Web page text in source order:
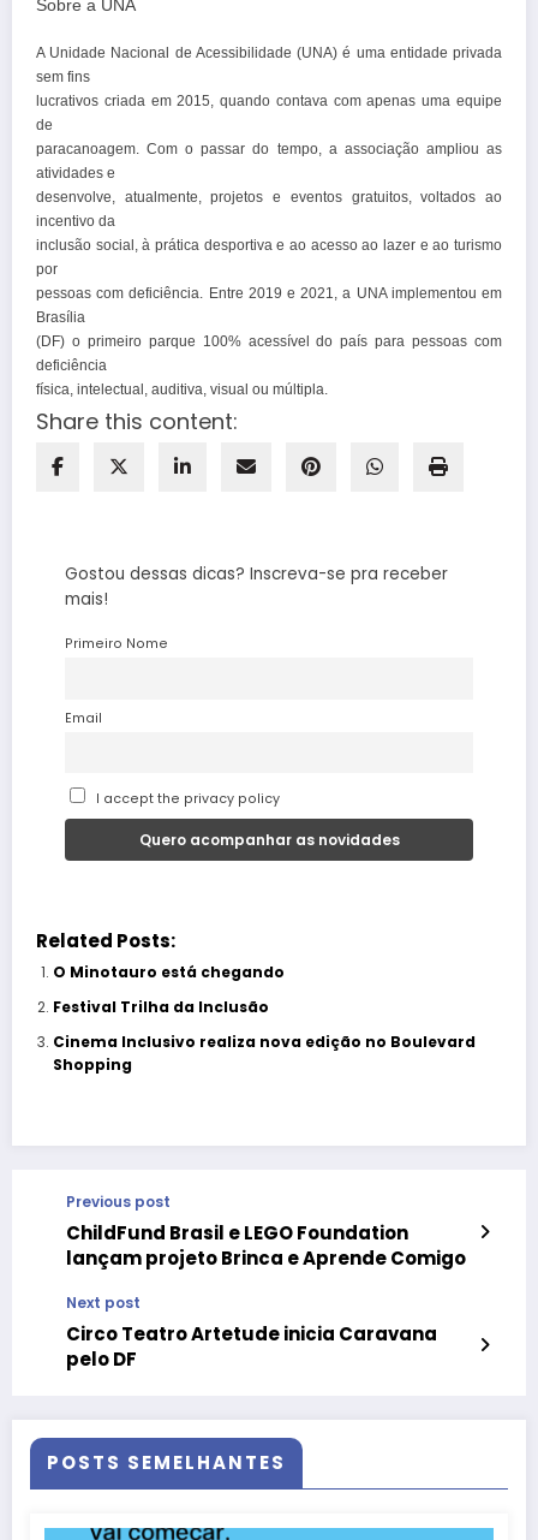
Sobre a UNA
A Unidade Nacional de Acessibilidade (UNA) é uma entidade privada
sem fins
lucrativos criada em 2015, quando contava com apenas uma equipe
de
paracanoagem. Com o passar do tempo, a associação ampliou as
atividades e
desenvolve, atualmente, projetos e eventos gratuitos, voltados ao
incentivo da
inclusão social, à prática desportiva e ao acesso ao lazer e ao turismo
por
pessoas com deficiência. Entre 2019 e 2021, a UNA implementou em
Brasília
(DF) o primeiro parque 100% acessível do país para pessoas com
deficiência
física, intelectual, auditiva, visual ou múltipla.
Share this content:
Gostou dessas dicas? Inscreva-se pra receber
mais!
Primeiro Nome
Email
I accept the privacy policy
Related Posts:
O Minotauro está chegando
Festival Trilha da Inclusão
Cinema Inclusivo realiza nova edição no Boulevard
Shopping
Previous post
ChildFund Brasil e LEGO Foundation
lançam projeto Brinca e Aprende Comigo
Next post
Circo Teatro Artetude inicia Caravana
pelo DF
POSTS SEMELHANTES